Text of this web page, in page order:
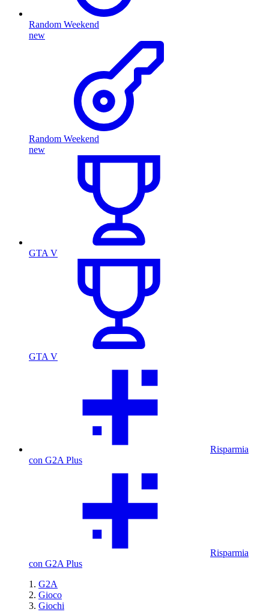
Random Weekend
new
Random Weekend
new
GTA V
GTA V
Risparmia
con G2A Plus
Risparmia
con G2A Plus
G2A
Gioco
Giochi